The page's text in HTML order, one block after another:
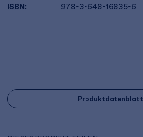
ISBN:
978-3-648-16835-6
Produktdatenblatt